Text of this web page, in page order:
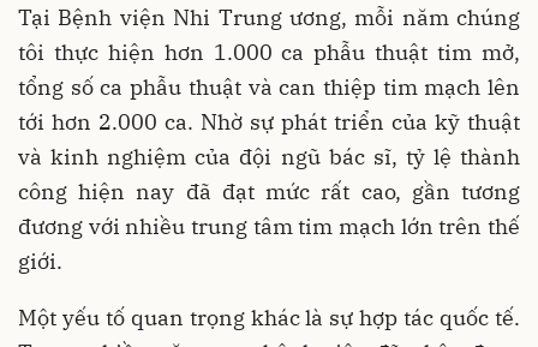
Tại Bệnh viện Nhi Trung ương, mỗi năm chúng
tôi thực hiện hơn 1.000 ca phẫu thuật tim mở,
tổng số ca phẫu thuật và can thiệp tim mạch lên
tới hơn 2.000 ca. Nhờ sự phát triển của kỹ thuật
và kinh nghiệm của đội ngũ bác sĩ, tỷ lệ thành
công hiện nay đã đạt mức rất cao, gần tương
đương với nhiều trung tâm tim mạch lớn trên thế
giới.
Một yếu tố quan trọng khác là sự hợp tác quốc tế.